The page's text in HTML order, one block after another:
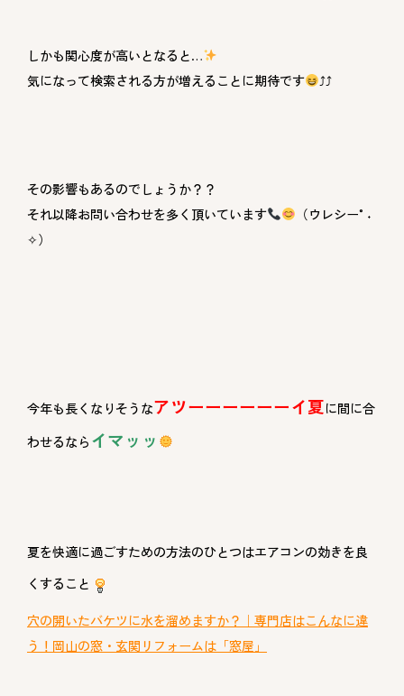
しかも関心度が高いとなると…
気になって検索される方が増えることに期待です
⤴⤴
その影響もあるのでしょうか？？
それ以降お問い合わせを多く頂いています
（ウレシー°˖
✧）
今年も長くなりそうなアツーーーーーーイ夏に間に合
わせるなら イマッッ
夏を快適に過ごすための方法のひとつはエアコンの効きを良
くすること
穴の開いたバケツに水を溜めますか？｜専門店はこんなに違
う！岡山の窓・玄関リフォームは「窓屋」